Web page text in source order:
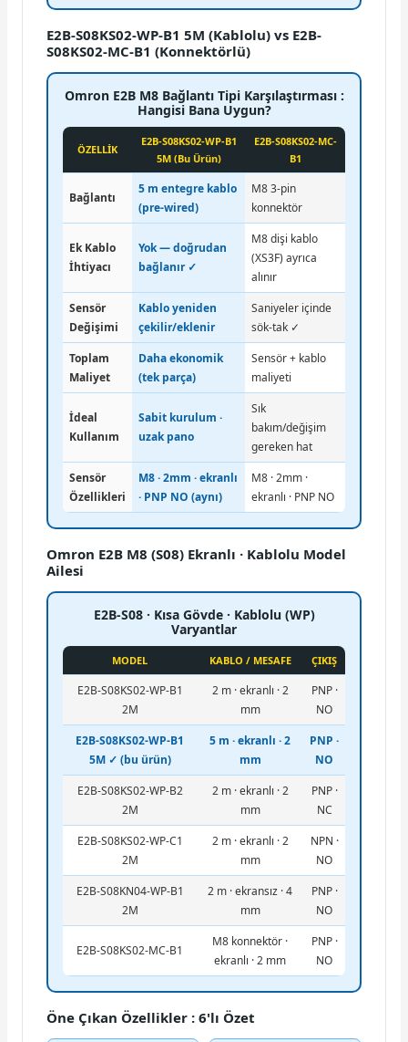
E2B-S08KS02-WP-B1 5M (Kablolu) vs E2B-
S08KS02-MC-B1 (Konnektörlü)
Omron E2B M8 Bağlantı Tipi Karşılaştırması :
Hangisi Bana Uygun?
ÖZELLİK
E2B-S08KS02-WP-B1
5M (Bu Ürün)
E2B-S08KS02-MC-
B1
Bağlantı
5 m entegre kablo
(pre-wired)
M8 3-pin
konnektör
Ek Kablo
İhtiyacı
Yok — doğrudan
bağlanır ✓
M8 dişi kablo
(XS3F) ayrıca
alınır
Sensör
Değişimi
Kablo yeniden
çekilir/eklenir
Saniyeler içinde
sök-tak ✓
Toplam
Maliyet
Daha ekonomik
(tek parça)
Sensör + kablo
maliyeti
İdeal
Kullanım
Sabit kurulum ·
uzak pano
Sık
bakım/değişim
gereken hat
Sensör
Özellikleri
M8 · 2mm · ekranlı
· PNP NO (aynı)
M8 · 2mm ·
ekranlı · PNP NO
Omron E2B M8 (S08) Ekranlı · Kablolu Model
Ailesi
E2B-S08 · Kısa Gövde · Kablolu (WP)
Varyantlar
MODEL KABLO / MESAFE ÇIKIŞ
E2B-S08KS02-WP-B1
2M
2 m · ekranlı · 2
mm
PNP ·
NO
E2B-S08KS02-WP-B1
5M ✓ (bu ürün)
5 m · ekranlı · 2
mm
PNP ·
NO
E2B-S08KS02-WP-B2
2M
2 m · ekranlı · 2
mm
PNP ·
NC
E2B-S08KS02-WP-C1
2M
2 m · ekranlı · 2
mm
NPN ·
NO
E2B-S08KN04-WP-B1
2M
2 m · ekransız · 4
mm
PNP ·
NO
E2B-S08KS02-MC-B1
M8 konnektör ·
ekranlı · 2 mm
PNP ·
NO
Öne Çıkan Özellikler : 6'lı Özet